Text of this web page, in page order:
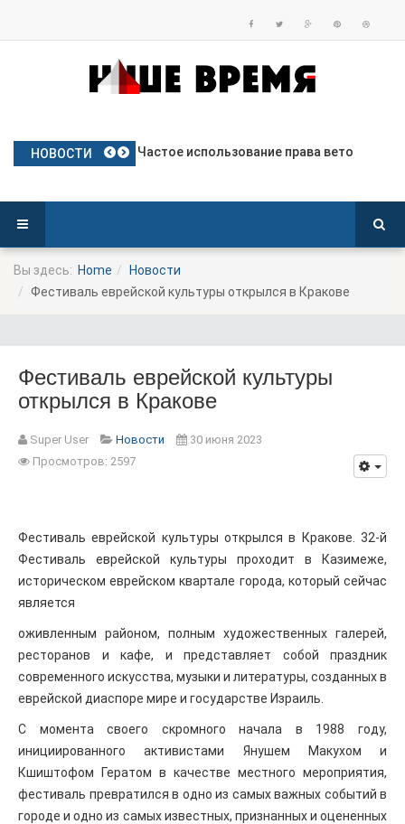
НОВОСТИ План Польши по предоставлению бе
Частое использование права вето
Польские яблоки готовятся к дебю
Посол Украины в Польше готовится
Польша опережает Германию по тем
Вы здесь: Home
Новости
Фестиваль еврейской культуры открылся в Кракове
Фестиваль еврейской культуры
открылся в Кракове
Super User Новости
30 июня 2023
Просмотров: 2597
Фестиваль еврейской культуры открылся в Кракове. 32-й
Фестиваль еврейской культуры проходит в Казимеже,
историческом еврейском квартале города, который сейчас
является
оживленным районом, полным художественных галерей,
ресторанов и кафе, и представляет собой праздник
современного искусства, музыки и литературы, созданных в
еврейской диаспоре мире и государстве Израиль.
С момента своего скромного начала в 1988 году,
инициированного активистами Янушем Макухом и
Кшиштофом Гератом в качестве местного мероприятия,
фестиваль превратился в одно из самых важных событий в
городе и одно из самых известных, признанных и оцененных